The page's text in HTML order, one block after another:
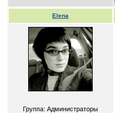
Elena
Группа: Администраторы